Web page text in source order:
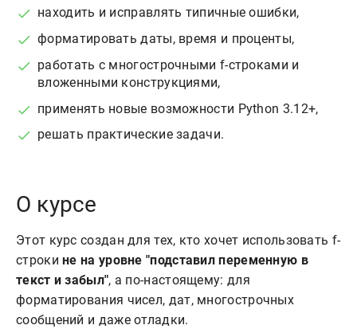
находить и исправлять типичные ошибки,
форматировать даты, время и проценты,
работать с многострочными f-строками и
вложенными конструкциями,
применять новые возможности Python 3.12+,
решать практические задачи.
О курсе
Этот курс создан для тех, кто хочет использовать f-
строкине на уровне "подставил переменную в
текст и забыл", а по-настоящему: для
форматирования чисел, дат, многострочных
сообщений и даже отладки.